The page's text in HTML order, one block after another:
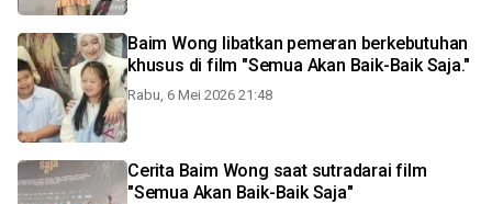
Baim Wong libatkan pemeran berkebutuhan
khusus di film "Semua Akan Baik-Baik Saja."
Rabu, 6 Mei 2026 21:48
Cerita Baim Wong saat sutradarai film
"Semua Akan Baik-Baik Saja"